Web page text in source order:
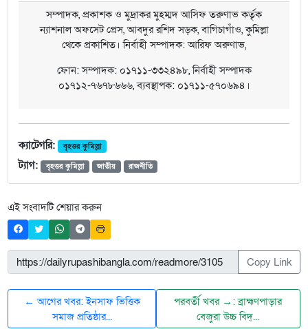
সম্পাদক, প্রকাশক ও মুদ্রাকর মুহম্মদ আসিফ তরুণাভ কর্তৃক
ন্যাশনাল অফসেট প্রেস, আবদুর রশিদ সড়ক, বাগিচাগাঁও, কুমিল্লা
থেকে প্রকাশিত। নির্বাহী সম্পাদক: আরিফ অরুণাভ,
ফোন: সম্পাদক: ০১৭১১-৩৩২৪৯৮, নির্বাহী সম্পাদক
০১৭১২-৭৬৭৮৬৬৬, ব্যবস্থাপক: ০১৭১১-৫৭০৬৯৪।
ক্যাটেগরি: বৃহত্তর কুমিল্লা
ট্যাগ: বৃহত্তর কুমিল্লা জাতীয় রাজনীতি
এই সংবাদটি শেয়ার করুন
Copy Link
← আগের খবর: ইনসাফ ভিত্তিক
সমাজ প্রতিষ্ঠার...
পরবর্তী খবর →: ব্রাহ্মণপাড়ার
বেজুরা উচ্চ বিদ্...